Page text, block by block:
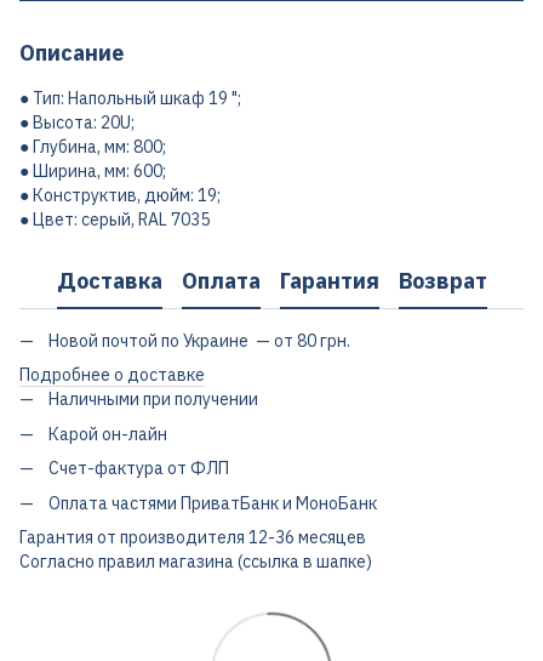
Описание
● Тип: Напольный шкаф 19 ";
● Высота: 20U;
● Глубина, мм: 800;
● Ширина, мм: 600;
● Конструктив, дюйм: 19;
● Цвет: серый, RAL 7035
Доставка Оплата Гарантия Возврат
Новой почтой по Украине — от 80 грн.
Подробнее о доставке
Наличными при получении
Карой он-лайн
Счет-фактура от ФЛП
Оплата частями ПриватБанк и МоноБанк
Гарантия от производителя 12-36 месяцев
Согласно правил магазина (ссылка в шапке)